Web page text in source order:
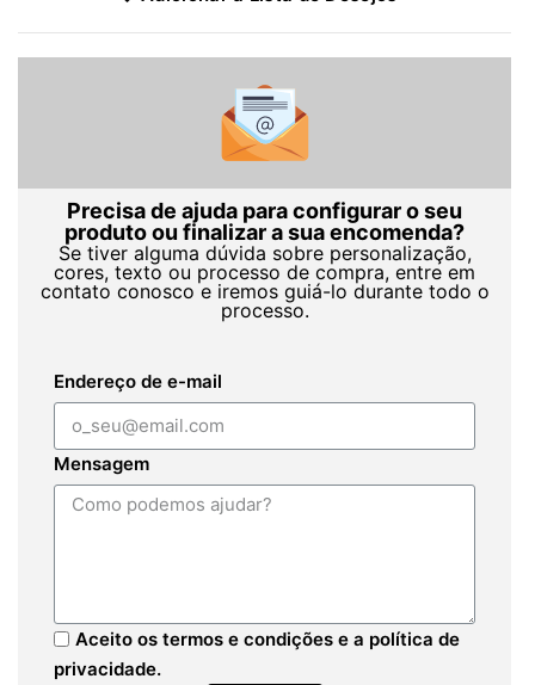
Precisa de ajuda para configurar o seu
produto ou finalizar a sua encomenda?
Se tiver alguma dúvida sobre personalização,
cores, texto ou processo de compra, entre em
contato conosco e iremos guiá-lo durante todo o
processo.
Endereço de e-mail
Mensagem
Aceito os termos e condições e a política de
privacidade.